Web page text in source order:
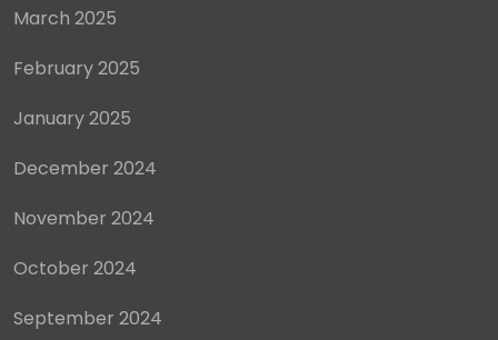
November 2024
October 2024
September 2024
August 2024
July 2024
June 2024
May 2024